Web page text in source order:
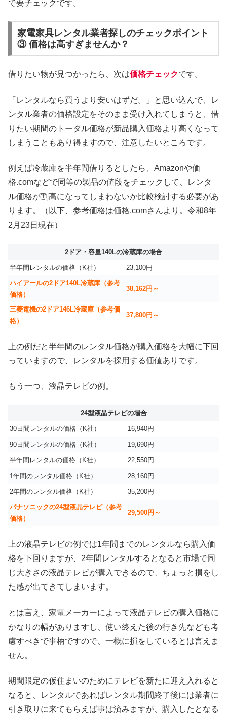
で要チェックです。
家電家具レンタル業者探しのチェックポイント
③ 価格は高すぎませんか？
借りたい物が見つかったら、次は価格チェックです。
「レンタルなら買うより安いはずだ。」と思い込んで、レ
ンタル業者の価格設定をそのまま受け入れてしまうと、借
りたい期間のトータル価格が新品購入価格より高くなって
しまうこともあり得ますので、注意したいところです。
例えば冷蔵庫を半年間借りるとしたら、Amazonや価
格.comなどで同等の製品の値段をチェックして、レンタ
ル価格が割高になってしまわないか比較検討する必要があ
ります。（以下、参考価格は価格.comさんより。令和8年
2月23日現在）
2ドア・容量140Lの冷蔵庫の場合
半年間レンタルの価格（K社）
23,100円
ハイアールの2ドア140L冷蔵庫（参考
価格）
38,162円～
三菱電機の2ドア146L冷蔵庫（参考価
格）
37,800円～
上の例だと半年間のレンタル価格が購入価格を大幅に下回
っていますので、レンタルを採用する価値ありです。
もう一つ、液晶テレビの例。
24型液晶テレビの場合
30日間レンタルの価格（K社） 16,940円
90日間レンタルの価格（K社） 19,690円
半年間レンタルの価格（K社） 22,550円
1年間のレンタル価格（K社） 28,160円
2年間のレンタル価格（K社）
35,200円
パナソニックの24型液晶テレビ（参考
価格）
29,500円～
上の液晶テレビの例では1年間までのレンタルなら購入価
格を下回りますが、2年間レンタルするとなると市場で同
じ大きさの液晶テレビが購入できるので、ちょっと損をし
た感が出てきてしまいます。
とは言え、家電メーカーによって液晶テレビの購入価格に
かなりの幅がありますし、使い終えた後の行き先なども考
慮すべきで事柄ですので、一概に損をしているとは言えま
せん。
期間限定の仮住まいのためにテレビを新たに迎え入れると
なると、レンタルであればレンタル期間終了後には業者に
引き取りに来てもらえば事は済みますが、購入したとなる